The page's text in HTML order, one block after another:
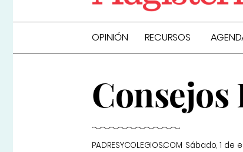
OPINIÓN RECURSOS
PADRESYCOLEGIOS.COM Sábado, 1 de